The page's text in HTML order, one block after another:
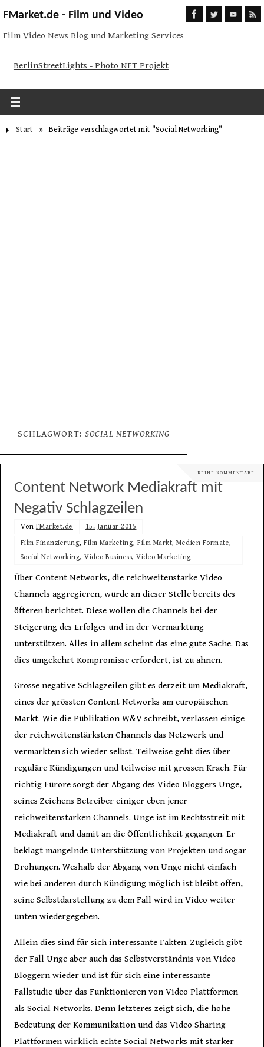
FMarket.de - Film und Video
Film Video News Blog und Marketing Services
BerlinStreetLights - Photo NFT Projekt
Start » Beiträge verschlagwortet mit "Social Networking"
SCHLAGWORT: SOCIAL NETWORKING
KEINE KOMMENTARE
Content Network Mediakraft mit
Negativ Schlagzeilen
Von FMarket.de 15. Januar 2015
Film Finanzierung,Film Marketing,Film Markt,Medien Formate,
Social Networking,Video Business,Video Marketing
Über Content Networks, die reichweitenstarke Video
Channels aggregieren, wurde an dieser Stelle bereits des
öfteren berichtet. Diese wollen die Channels bei der
Steigerung des Erfolges und in der Vermarktung
unterstützen. Alles in allem scheint das eine gute Sache. Das
dies umgekehrt Kompromisse erfordert, ist zu ahnen.
Grosse negative Schlagzeilen gibt es derzeit um Mediakraft,
eines der grössten Content Networks am europäischen
Markt. Wie die Publikation W&V schreibt, verlassen einige
der reichweitenstärksten Channels das Netzwerk und
vermarkten sich wieder selbst. Teilweise geht dies über
reguläre Kündigungen und teilweise mit grossen Krach. Für
richtig Furore sorgt der Abgang des Video Bloggers Unge,
seines Zeichens Betreiber einiger eben jener
reichweitenstarken Channels. Unge ist im Rechtsstreit mit
Mediakraft und damit an die Öffentlichkeit gegangen. Er
beklagt mangelnde Unterstützung von Projekten und sogar
Drohungen. Weshalb der Abgang von Unge nicht einfach
wie bei anderen durch Kündigung möglich ist bleibt offen,
seine Selbstdarstellung zu dem Fall wird in Video weiter
unten wiedergegeben.
Allein dies sind für sich interessante Fakten. Zugleich gibt
der Fall Unge aber auch das Selbstverständnis von Video
Bloggern wieder und ist für sich eine interessante
Fallstudie über das Funktionieren von Video Plattformen
als Social Networks. Denn letzteres zeigt sich, die hohe
Bedeutung der Kommunikation und das Video Sharing
Plattformen wirklich echte Social Networks mit starker